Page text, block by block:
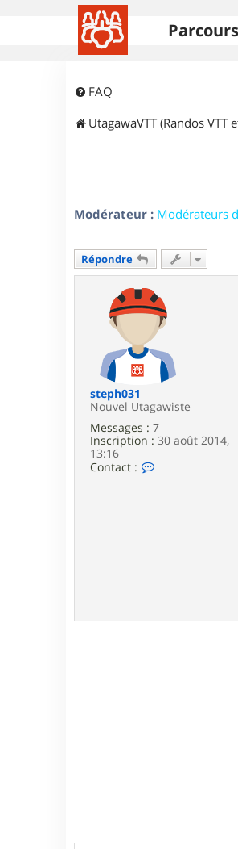
FAQ
UtagawaVTT (Randos VTT
Modérateur : Modérateurs
Répondre
steph031
Nouvel Utagawiste
Messages : 7
Inscription : 30 août 2014,
13:16
Contact :
p